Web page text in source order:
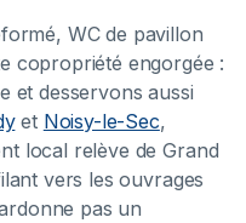
WC de pavillon
copropriété engorgée :
et desservons aussi
et Noisy-le-Sec,
local relève de Grand
vers les ouvrages
pas un